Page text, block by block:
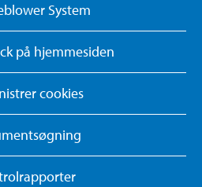
System
på hjemmesiden
cookies